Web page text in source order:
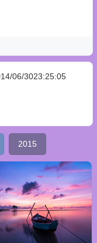
06/3023:25:05
2015